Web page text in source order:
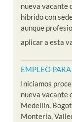
nueva vacante
hibrido con
aunque
aplicar a esta
EMPLEO
Iniciamos
nueva vacante
Medellin,
Monteria,